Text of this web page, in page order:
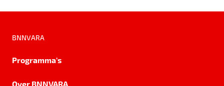
BNNVARA
Programma's
Over BNNVARA